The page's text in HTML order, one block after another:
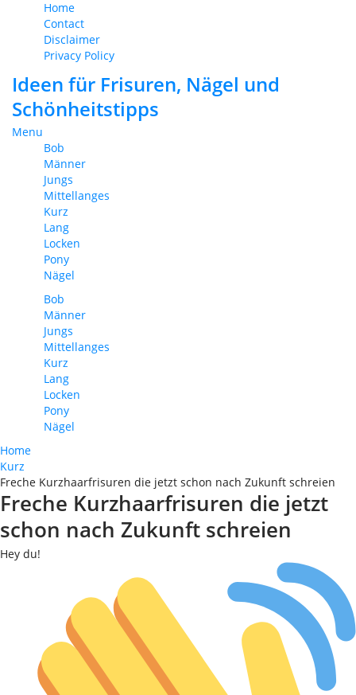
Home
Contact
Disclaimer
Privacy Policy
Ideen für Frisuren, Nägel und
Schönheitstipps
Menu
Bob
Männer
Jungs
Mittellanges
Kurz
Lang
Locken
Pony
Nägel
Bob
Männer
Jungs
Mittellanges
Kurz
Lang
Locken
Pony
Nägel
Home
Kurz
Freche Kurzhaarfrisuren die jetzt schon nach Zukunft schreien
Freche Kurzhaarfrisuren die jetzt
schon nach Zukunft schreien
Hey du!